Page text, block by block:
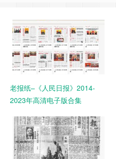
老报纸–《人民日报》2014-
2023年高清电子版合集